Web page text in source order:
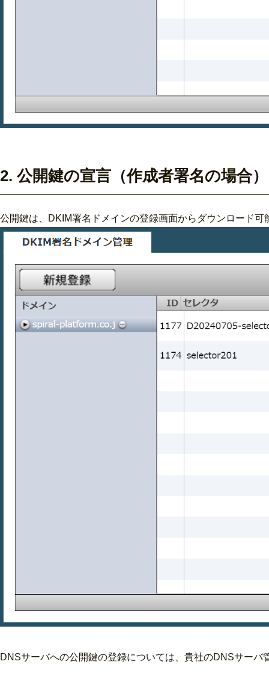
2. 公開鍵の宣言（作成者署名の場合）
公開鍵は、DKIM署名ドメインの登録画面からダウンロード可
DNSサーバへの公開鍵の登録については、貴社のDNSサー